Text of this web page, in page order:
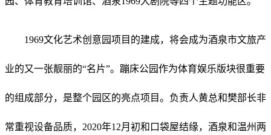
1969文化艺术创意园项目的建成，将会成为酒泉市文旅产
业的又一张靓丽的“名片”。蹦床公园作为体育娱乐版块很重要
的组成部分，是整个园区的亮点项目。负责人黄总和樊部长非
常重视设备品质，2020年12月初和口袋屋结缘，酒泉和温州两